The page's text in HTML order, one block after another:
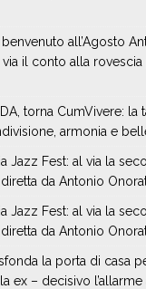
all’Agosto
via il conto alla rovescia
torna CumVivere: la
armonia e
Jazz Fest: al via la
da Antonio
Jazz Fest: al via la
da Antonio
la porta di casa
ex – decisivo l’allarme